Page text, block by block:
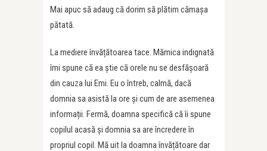
Mai apuc să adaug că dorim să plătim cămașa
pătată.
La mediere învățătoarea tace. Mămica indignată
îmi spune că ea știe că orele nu se desfășoară
din cauza lui Emi. Eu o întreb, calmă, dacă
domnia sa asistă la ore și cum de are asemenea
informații. Fermă, doamna specifică că îi spune
copilul acasă și domnia sa are încredere în
propriul copil. Mă uit la doamna învățătoare dar